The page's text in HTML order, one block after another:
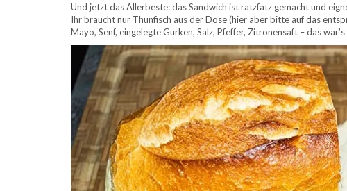
Und jetzt das Allerbeste: das Sandwich ist ratzfatz gemacht und
Ihr braucht nur Thunfisch aus der Dose (hier aber bitte auf das
Mayo, Senf, eingelegte Gurken, Salz, Pfeffer, Zitronensaft – das war’s